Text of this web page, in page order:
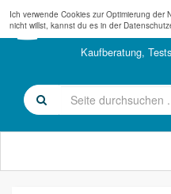
fernseher-
Kaufberatung,
Ich verwende Cookies zur Optimierung der
nicht willst, kannst du es in der